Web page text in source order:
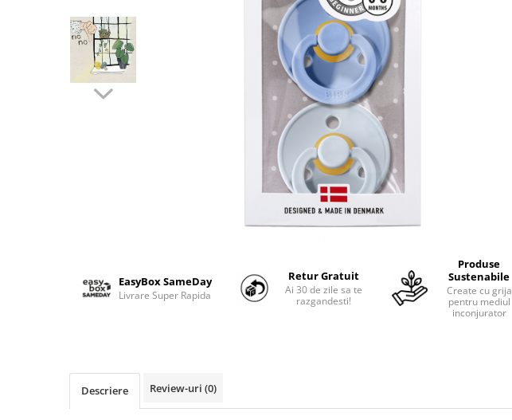
Suzete Silicon
Try It Bibs Denmark
EasyBox SameDay
Livrare Super Rapida
Retur Gratuit
Ai 30 de zile sa te
razgandesti!
Produse
Sustenabile
Create cu grija
pentru mediul
inconjurator
Descriere Review-uri (0)